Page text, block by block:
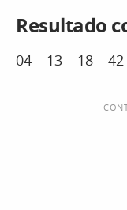
Resultado
04 – 13 – 18 –